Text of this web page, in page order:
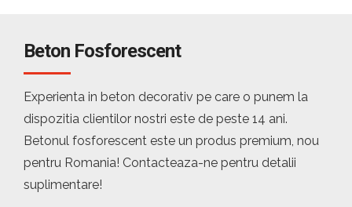
Beton Fosforescent
Experienta in beton decorativ pe care o punem la
dispozitia clientilor nostri este de peste 14 ani.
Betonul fosforescent este un produs premium, nou
pentru Romania! Contacteaza-ne pentru detalii
suplimentare!